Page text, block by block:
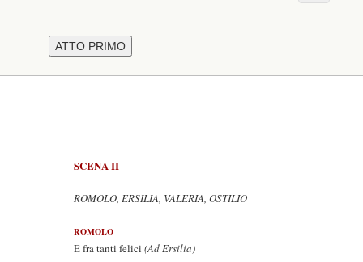
SCENA II
ROMOLO, ERSILIA, VALERIA, OSTILIO
ROMOLO
E fra tanti felici (Ad Ersilia)